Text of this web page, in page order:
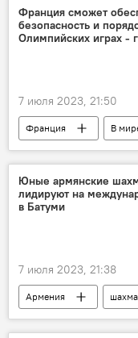
режим прекращения огня
Новости Армения
Франция сможет
безопасность и
Олимпийских играх -
7 июля 2023, 21:50
Франция В
Юные армянские
лидируют на
в Батуми
7 июля 2023, 21:38
Армения
Спорт